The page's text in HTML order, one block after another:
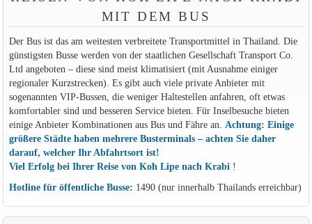
MIT DEM BUS
Der Bus ist das am weitesten verbreitete Transportmittel in Thailand. Die
günstigsten Busse werden von der staatlichen Gesellschaft Transport Co.
Ltd angeboten – diese sind meist klimatisiert (mit Ausnahme einiger
regionaler Kurzstrecken). Es gibt auch viele private Anbieter mit
sogenannten VIP-Bussen, die weniger Haltestellen anfahren, oft etwas
komfortabler sind und besseren Service bieten. Für Inselbesuche bieten
einige Anbieter Kombinationen aus Bus und Fähre an. Achtung: Einige
größere Städte haben mehrere Busterminals – achten Sie daher
darauf, welcher Ihr Abfahrtsort ist!
Viel Erfolg bei Ihrer Reise von Koh Lipe nach Krabi !
Hotline für öffentliche Busse: 1490 (nur innerhalb Thailands erreichbar)